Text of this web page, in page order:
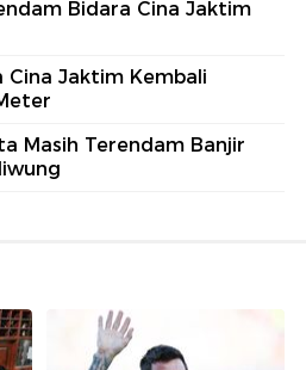
Bidara Cina Jaktim
Jaktim Kembali
Masih Terendam Banjir